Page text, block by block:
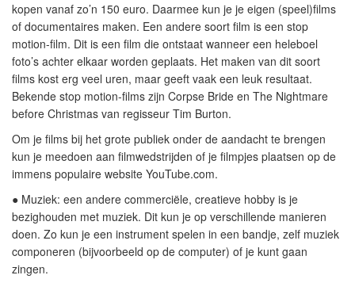
kopen vanaf zo’n 150 euro. Daarmee kun je je eigen (speel)films
of documentaires maken. Een andere soort film is een stop
motion-film. Dit is een film die ontstaat wanneer een heleboel
foto’s achter elkaar worden geplaats. Het maken van dit soort
films kost erg veel uren, maar geeft vaak een leuk resultaat.
Bekende stop motion-films zijn Corpse Bride en The Nightmare
before Christmas van regisseur Tim Burton.
Om je films bij het grote publiek onder de aandacht te brengen
kun je meedoen aan filmwedstrijden of je filmpjes plaatsen op de
immens populaire website YouTube.com.
● Muziek: een andere commerciële, creatieve hobby is je
bezighouden met muziek. Dit kun je op verschillende manieren
doen. Zo kun je een instrument spelen in een bandje, zelf muziek
componeren (bijvoorbeeld op de computer) of je kunt gaan
zingen.